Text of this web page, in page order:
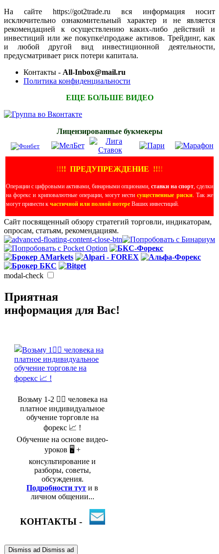
На сайте https://got2trade.ru вся информация носит
исключительно ознакомительный характер и не является
рекомендацией к осуществлению каких-либо действий и
инвестиций или же покупке\продаже активов. Трейдинг, как
и любой другой вид инвестиционной деятельности,
предусматривает риск потери капитала.
Контакты - All-Inbox@mail.ru
Политика конфиденциальности
ЕЩЕ БОЛЬШЕ ВИДЕО
Лицензированные букмекеры
!!!! ПРЕДУПРЕЖДЕНИЕ !!!!
Операции с цифровыми активами, бинарными опционами, ставки на спорт, сделки
на форекс и криповалютные операции, могут нестисущественные риски. Так же
могут привести к частичной или полной потере Ваших инвестиций.
Сайт посвященный обзору стратегий торговли, индикаторам,
опросам, статьям, рекомендациям.
modal-check
Приятная
информация для Вас!
Возьму 1-2 🤵‍♂️ человека на
платное индивидуальное
обучение торговле на
форекс 📈 !
Обучение на основе видео-
уроков 🖥️ +
консультирование и
разборы, советы,
обсуждения.
Подробности тут и в
личном общении...
КОНТАКТЫ -
Dismiss ad Dismiss ad